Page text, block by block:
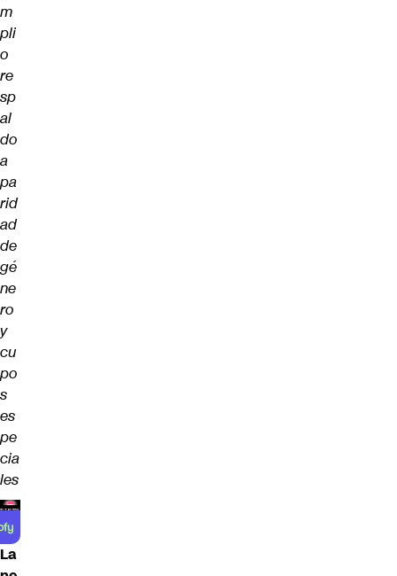
m
pli
o
re
sp
al
do
a
pa
rid
ad
de
gé
ne
ro
y
cu
po
s
es
pe
cia
les
La